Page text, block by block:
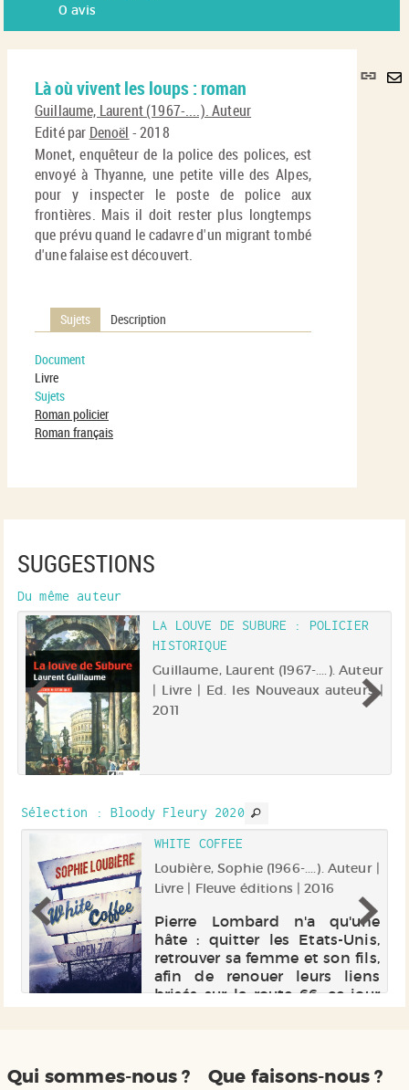
0avis
Lien
Là où vivent les loups : roman
Guillaume, Laurent (1967-....). Auteur
Edité par Denoël - 2018
Monet, enquêteur de la police des polices, est
envoyé à Thyanne, une petite ville des Alpes,
pour y inspecter le poste de police aux
frontières. Mais il doit rester plus longtemps
que prévu quand le cadavre d'un migrant tombé
d'une falaise est découvert.
Sujets Description
Document
Livre
Sujets
Roman policier
Roman français
SUGGESTIONS
Du même auteur
LA LOUVE DE SUBURE : POLICIER
HISTORIQUE
Guillaume, Laurent (1967-....). Auteur
| Livre | Ed. les Nouveaux auteurs |
2011
Sélection : Bloody Fleury 2020
WHITE COFFEE
Loubière, Sophie (1966-....). Auteur |
Livre | Fleuve éditions | 2016
Pierre Lombard n'a qu'une
hâte : quitter les Etats-Unis,
retrouver sa femme et son fils,
afin de renouer leurs liens
brisés sur la route 66, ce jour
où la tentation d'un ailleurs l'a
Qui sommes-nous ? Que faisons-nous ?